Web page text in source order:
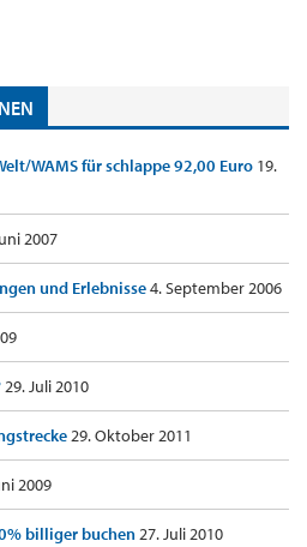
WAMS für schlappe 92,00 Euro 19.
2007
und Erlebnisse4. September 2006
29. Juli 2010
29. Oktober 2011
2009
billiger buchen27. Juli 2010